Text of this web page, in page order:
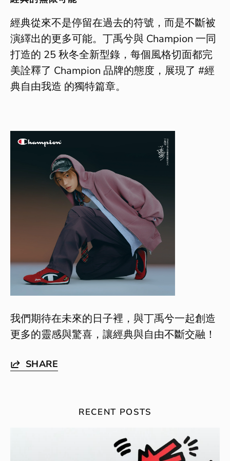
經典從來不是停留在過去的符號，而是不斷被
演繹出的更多可能。丁禹兮與 Champion 一同
打造的 25 秋冬全新型錄，每個風格切面都完
美詮釋了 Champion 品牌的態度，展現了 #經
典自由我造 的獨特篇章。
我們期待在未來的日子裡，與丁禹兮一起創造
更多的靈感與驚喜，讓經典與自由不斷交融！
SHARE
RECENT POSTS